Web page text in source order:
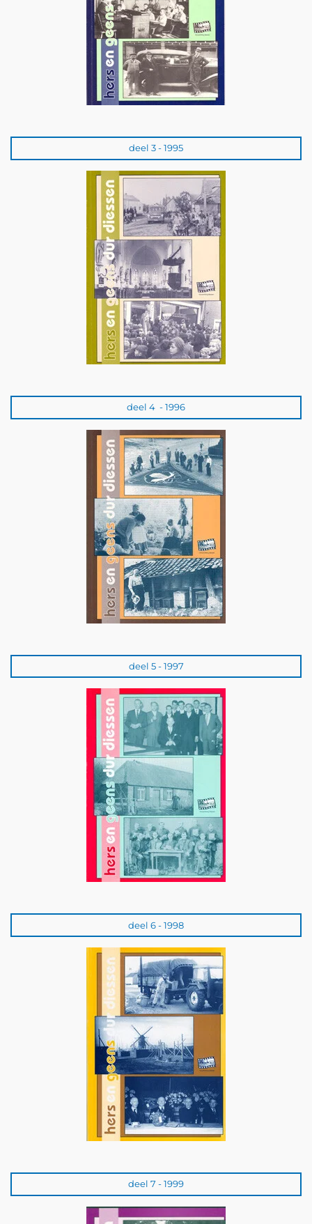
deel 3 - 1995
deel 4 - 1996
deel 5 - 1997
deel 6 - 1998
deel 7 - 1999